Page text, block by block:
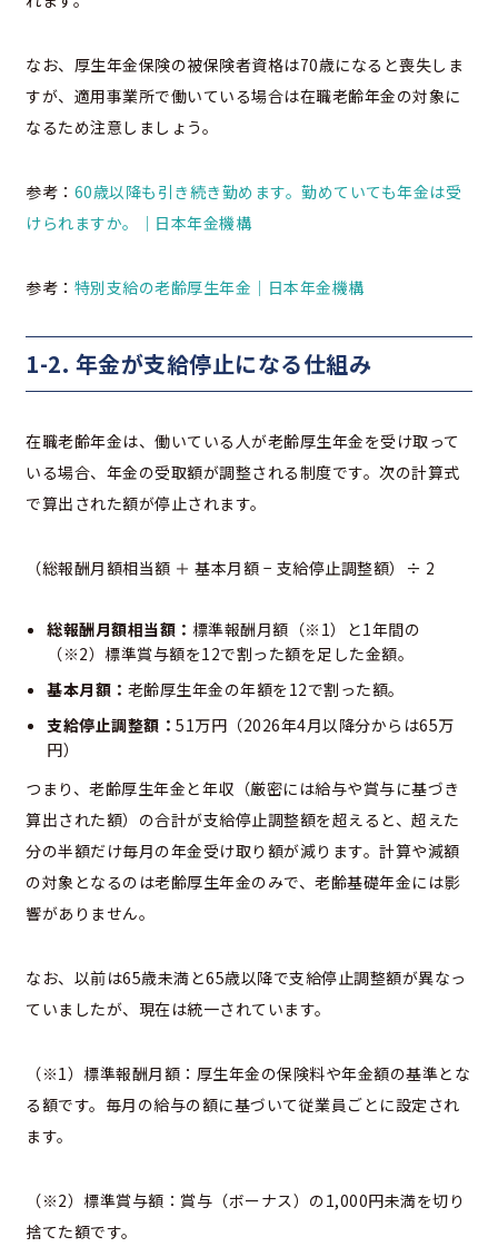
なお、厚生年金保険の被保険者資格は70歳になると喪失しま
すが、適用事業所で働いている場合は在職老齢年金の対象に
なるため注意しましょう。
参考： 60歳以降も引き続き勤めます。勤めていても年金は受
けられますか。｜日本年金機構
参考： 特別支給の老齢厚生年金｜日本年金機構
1-2. 年金が支給停止になる仕組み
在職老齢年金は、働いている人が老齢厚生年金を受け取って
いる場合、年金の受取額が調整される制度です。次の計算式
で算出された額が停止されます。
（総報酬月額相当額 ＋ 基本月額 − 支給停止調整額）÷ 2
総報酬月額相当額： 標準報酬月額（※1）と1年間の
（※2）標準賞与額を12で割った額を足した金額。
基本月額： 老齢厚生年金の年額を12で割った額。
支給停止調整額： 51万円（2026年4月以降分からは65万
円）
つまり、老齢厚生年金と年収（厳密には給与や賞与に基づき
算出された額）の合計が支給停止調整額を超えると、超えた
分の半額だけ毎月の年金受け取り額が減ります。計算や減額
の対象となるのは老齢厚生年金のみで、老齢基礎年金には影
響がありません。
なお、以前は65歳未満と65歳以降で支給停止調整額が異なっ
ていましたが、現在は統一されています。
（※1）標準報酬月額：厚生年金の保険料や年金額の基準とな
る額です。毎月の給与の額に基づいて従業員ごとに設定され
ます。
（※2）標準賞与額：賞与（ボーナス）の1,000円未満を切り
捨てた額です。